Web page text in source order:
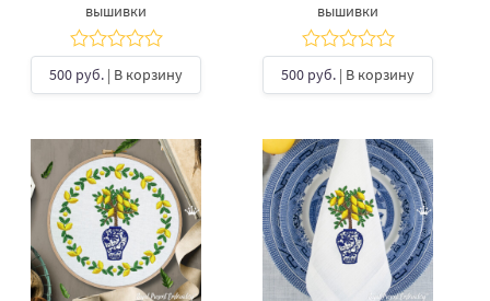
вышивки
500 руб. | В корзину
вышивки
500 руб. | В корзину